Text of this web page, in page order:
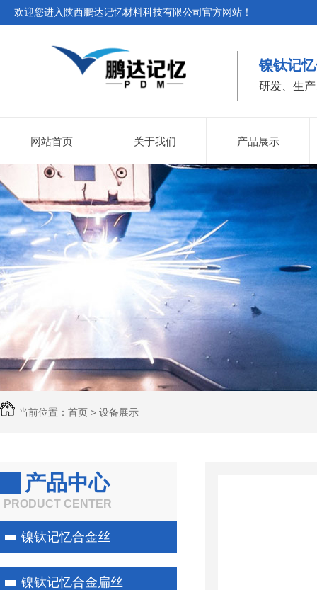
欢迎您进入陕西鹏达记忆材料科技有限公司官方网站！
镍钛记
研发、生
网站首页 关于我们 产品展示
当前位置： 首页 > 设备展示
产品中心
PRODUCT CENTER
镍钛记忆合金丝
镍钛记忆合金扁丝